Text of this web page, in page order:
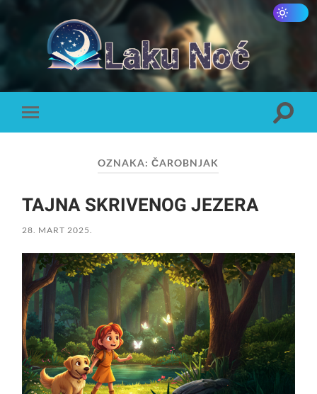
Laku
Noć
Toggle
mobile
Toggle
OZNAKA:ČAROBNJAK
TAJNA SKRIVENOG JEZERA
28. MART 2025.